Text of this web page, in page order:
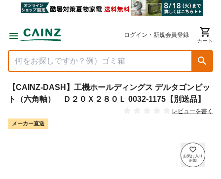
ログイン・新規会員登録
カート
【CAINZ-DASH】工機ホールディングス デルタゴンビッ
ト（六角軸） Ｄ２０Ｘ２８０Ｌ 0032-1175【別送品】
レビューを書く
メーカー直送